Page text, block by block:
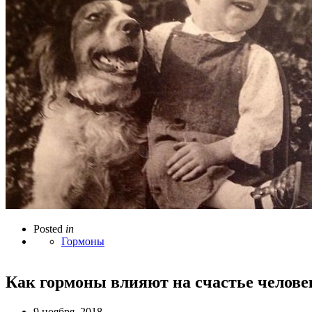
Posted in
Гормоны
Как гормоны влияют на счастье